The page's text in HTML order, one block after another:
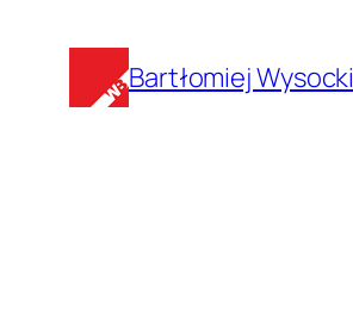
treści
Bartłomiej Wysocki